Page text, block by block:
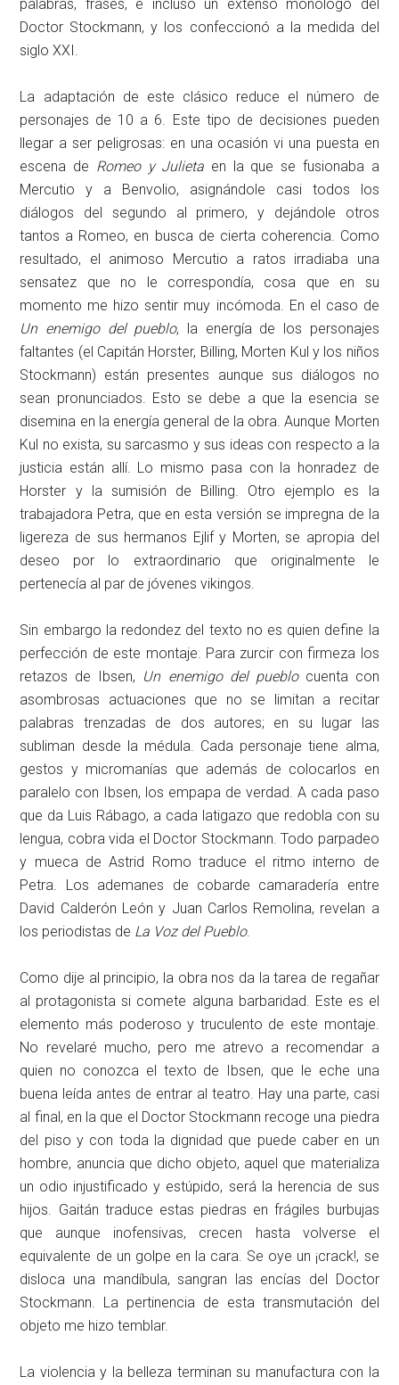
palabras, frases, e incluso un extenso monólogo del
Doctor Stockmann, y los confeccionó a la medida del
siglo XXI.
La adaptación de este clásico reduce el número de
personajes de 10 a 6. Este tipo de decisiones pueden
llegar a ser peligrosas: en una ocasión vi una puesta en
escena de Romeo y Julieta en la que se fusionaba a
Mercutio y a Benvolio, asignándole casi todos los
diálogos del segundo al primero, y dejándole otros
tantos a Romeo, en busca de cierta coherencia. Como
resultado, el animoso Mercutio a ratos irradiaba una
sensatez que no le correspondía, cosa que en su
momento me hizo sentir muy incómoda. En el caso de
Un enemigo del pueblo, la energía de los personajes
faltantes (el Capitán Horster, Billing, Morten Kul y los niños
Stockmann) están presentes aunque sus diálogos no
sean pronunciados. Esto se debe a que la esencia se
disemina en la energía general de la obra. Aunque Morten
Kul no exista, su sarcasmo y sus ideas con respecto a la
justicia están allí. Lo mismo pasa con la honradez de
Horster y la sumisión de Billing. Otro ejemplo es la
trabajadora Petra, que en esta versión se impregna de la
ligereza de sus hermanos Ejlif y Morten, se apropia del
deseo por lo extraordinario que originalmente le
pertenecía al par de jóvenes vikingos.
Sin embargo la redondez del texto no es quien define la
perfección de este montaje. Para zurcir con firmeza los
retazos de Ibsen, Un enemigo del pueblocuenta con
asombrosas actuaciones que no se limitan a recitar
palabras trenzadas de dos autores; en su lugar las
subliman desde la médula. Cada personaje tiene alma,
gestos y micromanías que además de colocarlos en
paralelo con Ibsen, los empapa de verdad. A cada paso
que da Luis Rábago, a cada latigazo que redobla con su
lengua, cobra vida el Doctor Stockmann. Todo parpadeo
y mueca de Astrid Romo traduce el ritmo interno de
Petra. Los ademanes de cobarde camaradería entre
David Calderón León y Juan Carlos Remolina, revelan a
los periodistas de La Voz del Pueblo.
Como dije al principio, la obra nos da la tarea de regañar
al protagonista si comete alguna barbaridad. Este es el
elemento más poderoso y truculento de este montaje.
No revelaré mucho, pero me atrevo a recomendar a
quien no conozca el texto de Ibsen, que le eche una
buena leída antes de entrar al teatro. Hay una parte, casi
al final, en la que el Doctor Stockmann recoge una piedra
del piso y con toda la dignidad que puede caber en un
hombre, anuncia que dicho objeto, aquel que materializa
un odio injustificado y estúpido, será la herencia de sus
hijos. Gaitán traduce estas piedras en frágiles burbujas
que aunque inofensivas, crecen hasta volverse el
equivalente de un golpe en la cara. Se oye un ¡crack!, se
disloca una mandíbula, sangran las encías del Doctor
Stockmann. La pertinencia de esta transmutación del
objeto me hizo temblar.
La violencia y la belleza terminan su manufactura con la